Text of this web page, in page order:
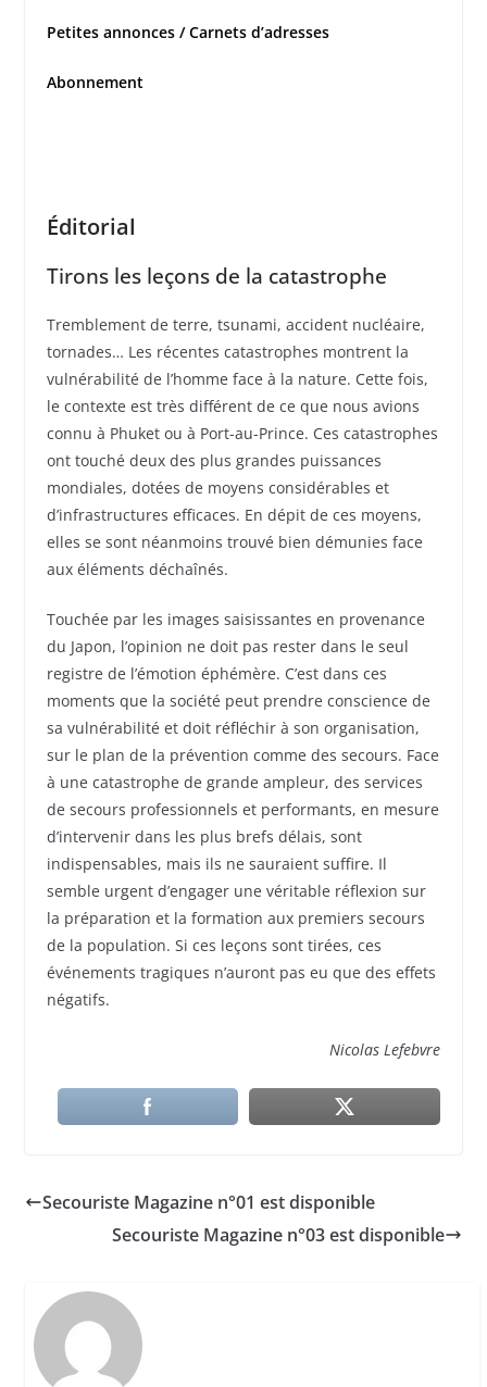
Petites annonces / Carnets d’adresses
Abonnement
Éditorial
Tirons les leçons de la catastrophe
Tremblement de terre, tsunami, accident nucléaire,
tornades… Les récentes catastrophes montrent la
vulnérabilité de l’homme face à la nature. Cette fois,
le contexte est très différent de ce que nous avions
connu à Phuket ou à Port-au-Prince. Ces catastrophes
ont touché deux des plus grandes puissances
mondiales, dotées de moyens considérables et
d’infrastructures efficaces. En dépit de ces moyens,
elles se sont néanmoins trouvé bien démunies face
aux éléments déchaînés.
Touchée par les images saisissantes en provenance
du Japon, l’opinion ne doit pas rester dans le seul
registre de l’émotion éphémère. C’est dans ces
moments que la société peut prendre conscience de
sa vulnérabilité et doit réfléchir à son organisation,
sur le plan de la prévention comme des secours. Face
à une catastrophe de grande ampleur, des services
de secours professionnels et performants, en mesure
d’intervenir dans les plus brefs délais, sont
indispensables, mais ils ne sauraient suffire. Il
semble urgent d’engager une véritable réflexion sur
la préparation et la formation aux premiers secours
de la population. Si ces leçons sont tirées, ces
événements tragiques n’auront pas eu que des effets
négatifs.
Nicolas Lefebvre
Secouriste Magazine n°01 est disponible
Secouriste Magazine n°03 est disponible